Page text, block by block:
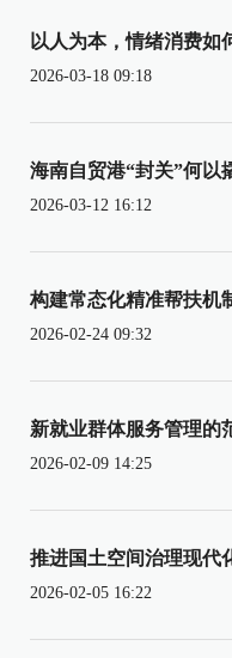
以人为本，情绪消费如
2026-03-18 09:18
海南自贸港“封关”何以
2026-03-12 16:12
构建常态化精准帮扶机
2026-02-24 09:32
新就业群体服务管理的
2026-02-09 14:25
推进国土空间治理现代
2026-02-05 16:22